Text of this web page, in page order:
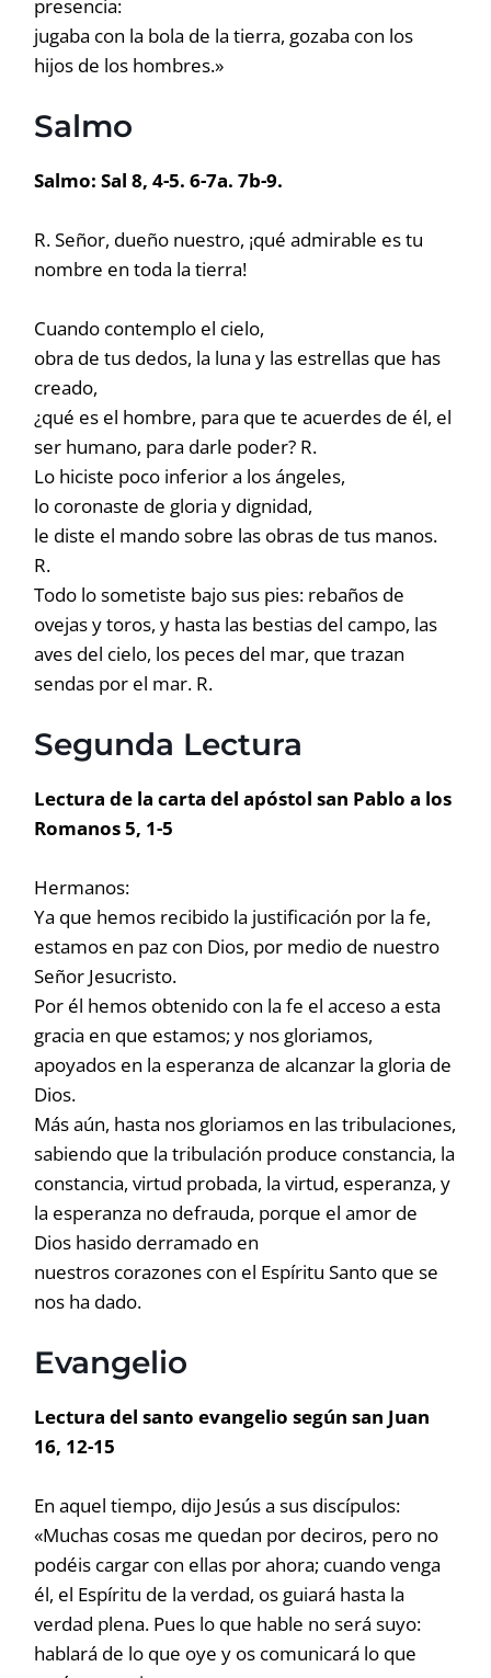
presencia:
jugaba con la bola de la tierra, gozaba con los
hijos de los hombres.»
Salmo
Salmo: Sal 8, 4-5. 6-7a. 7b-9.
R. Señor, dueño nuestro, ¡qué admirable es tu
nombre en toda la tierra!
Cuando contemplo el cielo,
obra de tus dedos, la luna y las estrellas que has
creado,
¿qué es el hombre, para que te acuerdes de él, el
ser humano, para darle poder? R.
Lo hiciste poco inferior a los ángeles,
lo coronaste de gloria y dignidad,
le diste el mando sobre las obras de tus manos.
R.
Todo lo sometiste bajo sus pies: rebaños de
ovejas y toros, y hasta las bestias del campo, las
aves del cielo, los peces del mar, que trazan
sendas por el mar. R.
Segunda Lectura
Lectura de la carta del apóstol san Pablo a los
Romanos 5, 1-5
Hermanos:
Ya que hemos recibido la justificación por la fe,
estamos en paz con Dios, por medio de nuestro
Señor Jesucristo.
Por él hemos obtenido con la fe el acceso a esta
gracia en que estamos; y nos gloriamos,
apoyados en la esperanza de alcanzar la gloria de
Dios.
Más aún, hasta nos gloriamos en las tribulaciones,
sabiendo que la tribulación produce constancia, la
constancia, virtud probada, la virtud, esperanza, y
la esperanza no defrauda, porque el amor de
Dios hasido derramado en
nuestros corazones con el Espíritu Santo que se
nos ha dado.
Evangelio
Lectura del santo evangelio según san Juan
16, 12-15
En aquel tiempo, dijo Jesús a sus discípulos:
«Muchas cosas me quedan por deciros, pero no
podéis cargar con ellas por ahora; cuando venga
él, el Espíritu de la verdad, os guiará hasta la
verdad plena. Pues lo que hable no será suyo:
hablará de lo que oye y os comunicará lo que